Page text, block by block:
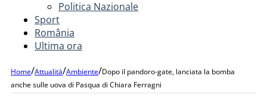
Politica Nazionale
Sport
România
Ultima ora
Home/Attualità/Ambiente/Dopo il pandoro-gate, lanciata la bomba
anche sulle uova di Pasqua di Chiara Ferragni